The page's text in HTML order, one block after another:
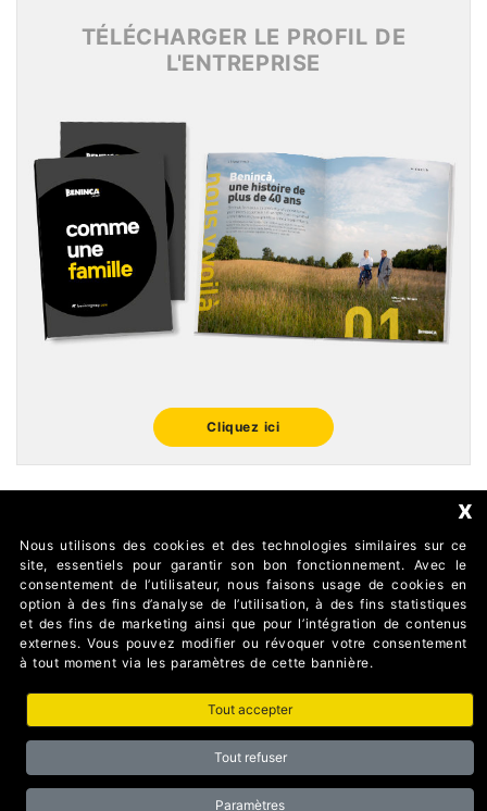
TÉLÉCHARGER LE PROFIL DE
L'ENTREPRISE
Cliquez ici
FOLLOW US
AUTOMATISMI BENINCÀ SpA Via del Capitello 45 36066
Partita I.V.A 02054090242 Capitale Sociale € 1.000.000
e P.IVA (IT) 02054090242
x
Nous utilisons des cookies et des technologies similaires sur ce
site, essentiels pour garantir son bon fonctionnement. Avec le
consentement de l’utilisateur, nous faisons usage de cookies en
option à des fins d’analyse de l’utilisation, à des fins statistiques
et des fins de marketing ainsi que pour l’intégration de contenus
externes. Vous pouvez modifier ou révoquer votre consentement
à tout moment via les paramètres de cette bannière.
Tout accepter
Tout refuser
Paramètres